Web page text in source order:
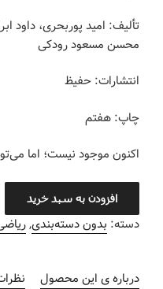
تألیف: امید پوربحری، داود
محسن مسعود رودکی
انتشارات: حفیظ
چاپ: هفتم
اکنون موجود نیست؛ اما
افزودن به سبد خرید
دسته: بدون دسته‌بندی,ریاضی
درباره ی این محصول